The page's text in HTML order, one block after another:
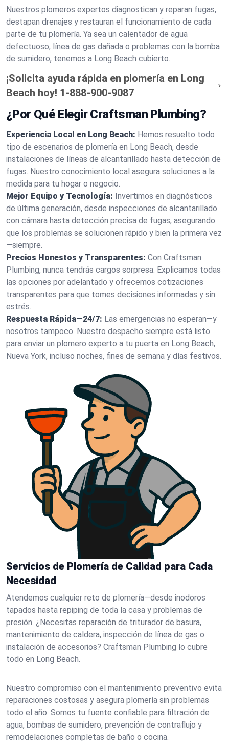
Nuestros plomeros expertos diagnostican y reparan fugas,
destapan drenajes y restauran el funcionamiento de cada
parte de tu plomería. Ya sea un calentador de agua
defectuoso, línea de gas dañada o problemas con la bomba
de sumidero, tenemos a Long Beach cubierto.
¡Solicita ayuda rápida en plomería en Long
Beach hoy! 1-888-900-9087
¿Por Qué Elegir Craftsman Plumbing?
Experiencia Local en Long Beach: Hemos resuelto todo
tipo de escenarios de plomería en Long Beach, desde
instalaciones de líneas de alcantarillado hasta detección de
fugas. Nuestro conocimiento local asegura soluciones a la
medida para tu hogar o negocio.
Mejor Equipo y Tecnología: Invertimos en diagnósticos
de última generación, desde inspecciones de alcantarillado
con cámara hasta detección precisa de fugas, asegurando
que los problemas se solucionen rápido y bien la primera vez
—siempre.
Precios Honestos y Transparentes: Con Craftsman
Plumbing, nunca tendrás cargos sorpresa. Explicamos todas
las opciones por adelantado y ofrecemos cotizaciones
transparentes para que tomes decisiones informadas y sin
estrés.
Respuesta Rápida—24/7: Las emergencias no esperan—y
nosotros tampoco. Nuestro despacho siempre está listo
para enviar un plomero experto a tu puerta en Long Beach,
Nueva York, incluso noches, fines de semana y días festivos.
Servicios de Plomería de Calidad para Cada
Necesidad
Atendemos cualquier reto de plomería—desde inodoros
tapados hasta repiping de toda la casa y problemas de
presión. ¿Necesitas reparación de triturador de basura,
mantenimiento de caldera, inspección de línea de gas o
instalación de accesorios? Craftsman Plumbing lo cubre
todo en Long Beach.
Nuestro compromiso con el mantenimiento preventivo evita
reparaciones costosas y asegura plomería sin problemas
todo el año. Somos tu fuente confiable para filtración de
agua, bombas de sumidero, prevención de contraflujo y
remodelaciones completas de baño o cocina.